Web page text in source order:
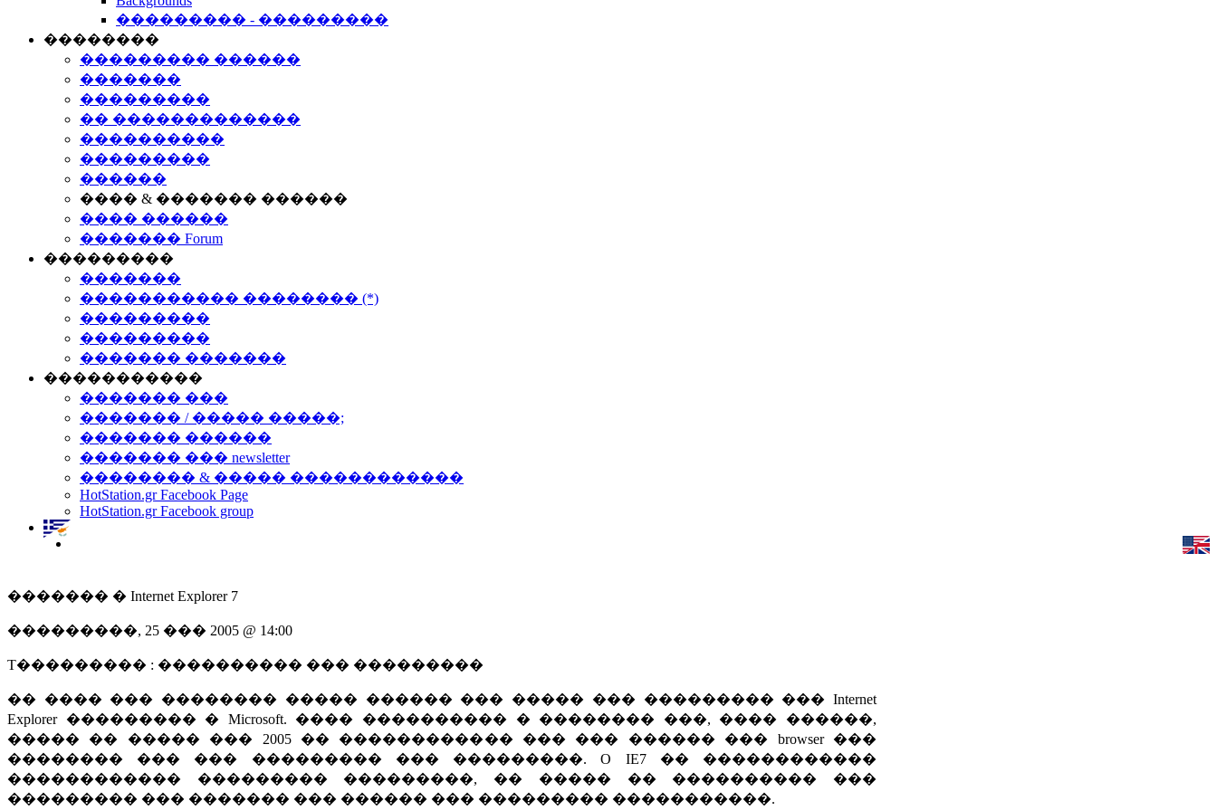
��������� - ���������
��������
��������� ������
�������
���������
�� �������������
����������
���������
������
���� & ������� ������
���� ������
������� Forum
���������
�������
����������� �������� (*)
���������
���������
������� �������
�����������
������� ���
������� / ����� �����;
������� ������
������� ��� newsletter
�������� & ����� ������������
HotStation.gr Facebook Page
HotStation.gr Facebook group
������� � Internet Explorer 7
���������, 25 ��� 2005 @ 14:00
T��������� : ���������� ��� ���������
�� ���� ��� �������� ����� ������ ��� ����� ��� ��������� ��� Internet
Explorer ��������� � Microsoft. ���� ���������� � �������� ���, ���� ������,
����� �� ����� ��� 2005 �� ������������ ��� ��� ������ ��� browser ���
�������� ��� ��� ��������� ��� ���������. O IE7 �� ������������
������������ ��������� ���������, �� ����� �� ���������� ���
��������� ��� ������� ��� ������ ��� ��������� �����������.